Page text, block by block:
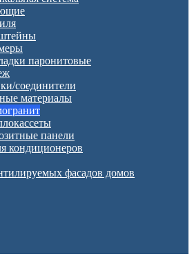
паронитовые
соединители
материалы
панели
кондиционеров
фасадов домов